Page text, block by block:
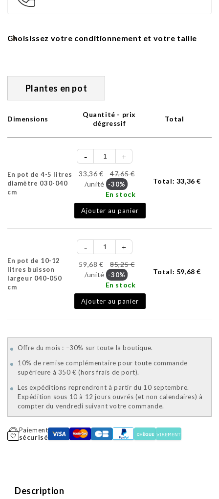
Choisissez votre conditionnement et votre taille
Plantes en pot
Dimensions
Quantité - prix
dégressif
Total
En pot de 4-5 litres
diamètre 030-040
cm
33,36 €
47,65 €
/unité -30%
En stock
Ajouter au panier
Total: 33,36 €
En pot de 10-12
litres buisson
largeur 040-050
cm
59,68 €
85,25 €
/unité -30%
En stock
Ajouter au panier
Total: 59,68 €
Offre du mois : –30% sur toute la boutique.
10% de remise complémentaire pour toute commande
supérieure à 350 € (hors frais de port).
Les expéditions reprendront à partir du 10 septembre.
Expédition sous 10 à 12 jours ouvrés (et non calendaires) à
compter du vendredi suivant votre commande.
Paiement
sécurisé
Description